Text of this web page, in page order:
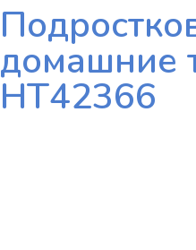
домашние
HT42366